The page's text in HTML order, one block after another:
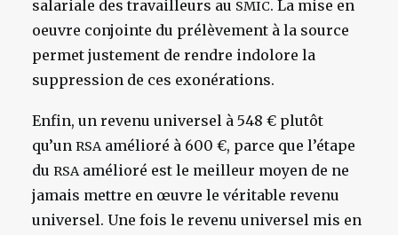
salariale des travailleurs au SMIC. La mise en
oeuvre conjointe du prélèvement à la source
permet justement de rendre indolore la
suppression de ces exonérations.
Enfin, un revenu universel à 548 € plutôt
qu’un RSAamélioré à 600 €, parce que l’étape
du RSAamélioré est le meilleur moyen de ne
jamais mettre en œuvre le véritable revenu
universel. Une fois le revenu universel mis en